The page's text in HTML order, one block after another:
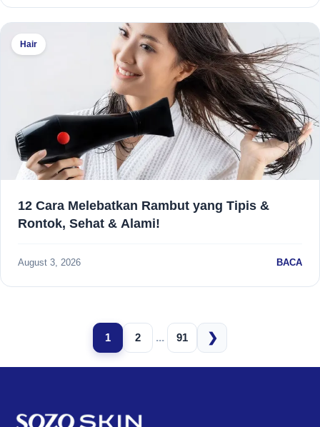
Hair
12 Cara Melebatkan Rambut yang Tipis &
Rontok, Sehat & Alami!
August 3, 2026 BACA
1 2 ... 91 ❯